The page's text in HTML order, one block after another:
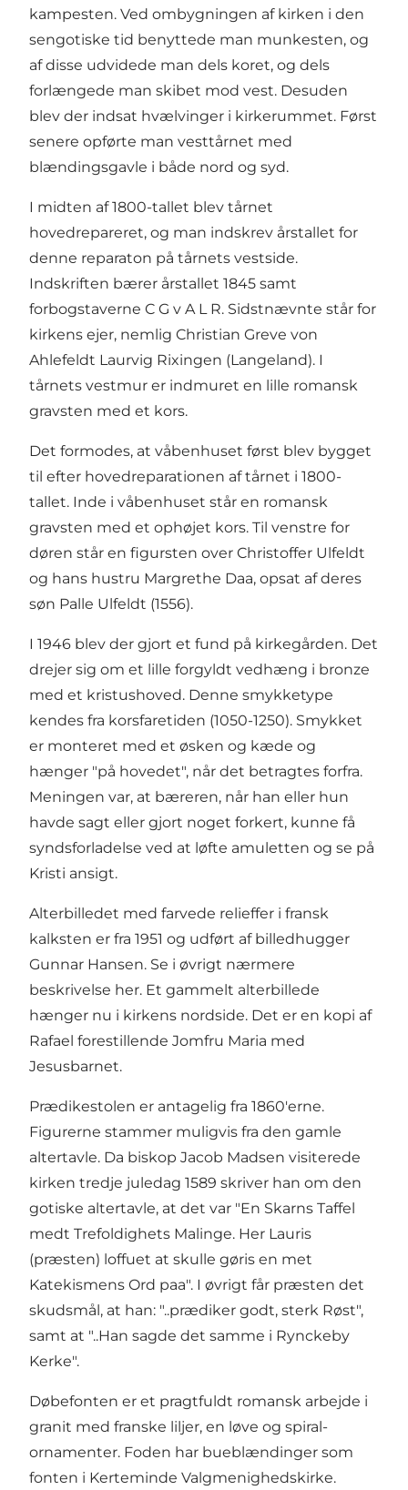
kampesten. Ved ombygningen af kirken i den
sengotiske tid benyttede man munkesten, og
af disse udvidede man dels koret, og dels
forlængede man skibet mod vest. Desuden
blev der indsat hvælvinger i kirkerummet. Først
senere opførte man vesttårnet med
blændingsgavle i både nord og syd.
I midten af 1800-tallet blev tårnet
hovedrepareret, og man indskrev årstallet for
denne reparaton på tårnets vestside.
Indskriften bærer årstallet 1845 samt
forbogstaverne C G v A L R. Sidstnævnte står for
kirkens ejer, nemlig Christian Greve von
Ahlefeldt Laurvig Rixingen (Langeland). I
tårnets vestmur er indmuret en lille romansk
gravsten med et kors.
Det formodes, at våbenhuset først blev bygget
til efter hovedreparationen af tårnet i 1800-
tallet. Inde i våbenhuset står en romansk
gravsten med et ophøjet kors. Til venstre for
døren står en figursten over Christoffer Ulfeldt
og hans hustru Margrethe Daa, opsat af deres
søn Palle Ulfeldt (1556).
I 1946 blev der gjort et fund på kirkegården. Det
drejer sig om et lille forgyldt vedhæng i bronze
med et kristushoved. Denne smykketype
kendes fra korsfaretiden (1050-1250). Smykket
er monteret med et øsken og kæde og
hænger "på hovedet", når det betragtes forfra.
Meningen var, at bæreren, når han eller hun
havde sagt eller gjort noget forkert, kunne få
syndsforladelse ved at løfte amuletten og se på
Kristi ansigt.
Alterbilledet med farvede relieffer i fransk
kalksten er fra 1951 og udført af billedhugger
Gunnar Hansen. Se i øvrigt nærmere
beskrivelse her. Et gammelt alterbillede
hænger nu i kirkens nordside. Det er en kopi af
Rafael forestillende Jomfru Maria med
Jesusbarnet.
Prædikestolen er antagelig fra 1860'erne.
Figurerne stammer muligvis fra den gamle
altertavle. Da biskop Jacob Madsen visiterede
kirken tredje juledag 1589 skriver han om den
gotiske altertavle, at det var "En Skarns Taffel
medt Trefoldighets Malinge. Her Lauris
(præsten) loffuet at skulle gøris en met
Katekismens Ord paa". I øvrigt får præsten det
skudsmål, at han: "..prædiker godt, sterk Røst",
samt at "..Han sagde det samme i Rynckeby
Kerke".
Døbefonten er et pragtfuldt romansk arbejde i
granit med franske liljer, en løve og spiral-
ornamenter. Foden har bueblændinger som
fonten i Kerteminde Valgmenighedskirke.